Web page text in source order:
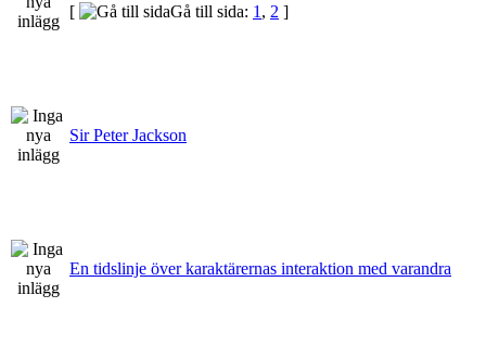
[
Gå till sida: 1 , 2 ]
Sir Peter Jackson
En tidslinje över karaktärernas interaktion med varandra